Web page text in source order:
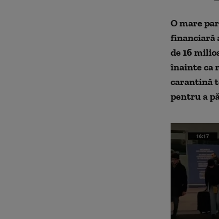
O mare
financiară
de 16
înainte ca
carantină
pentru a